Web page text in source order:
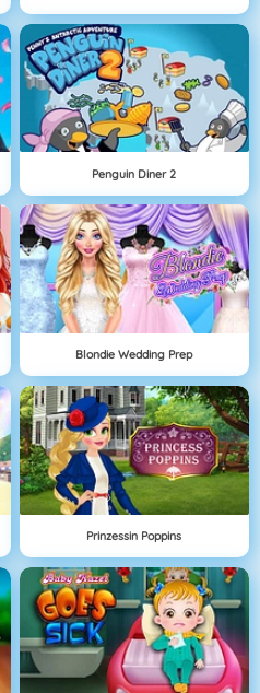
Penguin Diner 2
Blondie Wedding Prep
Prinzessin Poppins